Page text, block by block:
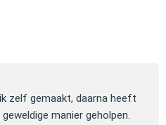
zelf gemaakt, daarna heeft
manier geholpen.